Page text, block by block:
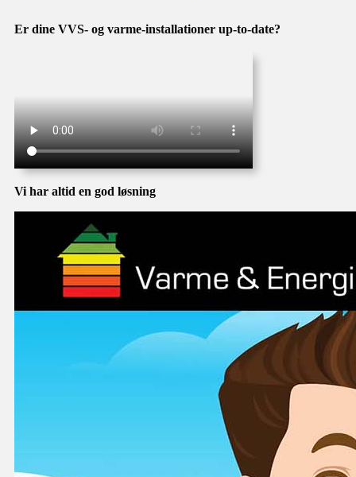
Er dine VVS- og varme-installationer up-to-date?
Vi har altid en god løsning